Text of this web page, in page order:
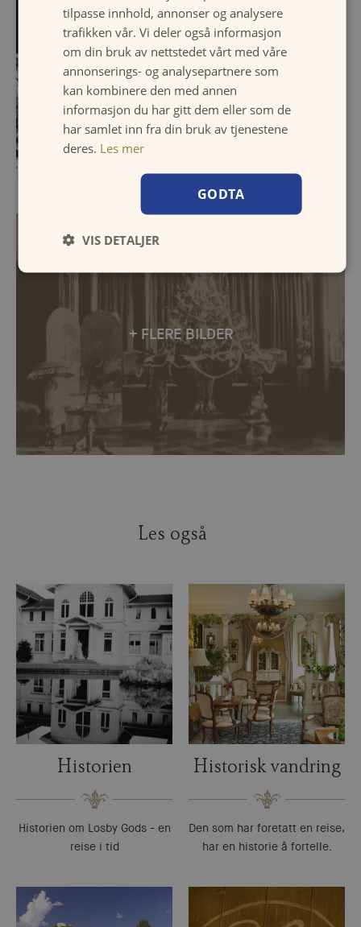
Les også
Historien
Historien om Losby Gods - en
reise i tid
Historisk vandring
Den som har foretatt en reise,
har en historie å fortelle.
tilpasse innhold, annonser og analysere
trafikken vår. Vi deler også informasjon
om din bruk av nettstedet vårt med våre
annonserings- og analysepartnere som
kan kombinere den med annen
informasjon du har gitt dem eller som de
har samlet inn fra din bruk av tjenestene
deres. Les mer
GODTA
VIS DETALJER